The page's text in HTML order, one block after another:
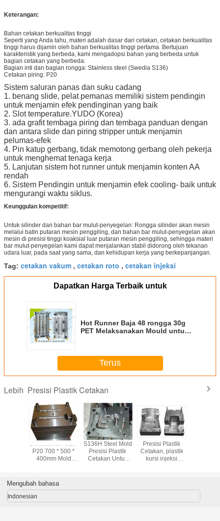
Keterangan:
Bahan cetakan berkualitas tinggi
Seperti yang Anda tahu, materi adalah dasar dari cetakan, cetakan berkualitas
tinggi harus dijamin oleh bahan berkualitas tinggi pertama. Bertujuan
karakteristik yang berbeda, kami mengadopsi bahan yang berbeda untuk
bagian cetakan yang berbeda:
Bagian inti dan bagian rongga: Stainless steel (Swedia S136)
Cetakan piring: P20
Sistem saluran panas dan suku cadang
1. benang slide, pelat pemanas memiliki sistem pendingin
untuk menjamin efek pendinginan yang baik
2. Slot temperature.YUDO (Korea)
3. ada grafit tembaga piring dan tembaga panduan dengan
dan antara slide dan piring stripper untuk menjamin
pelumas-efek
4. Pin katup gerbang, tidak memotong gerbang oleh pekerja
untuk menghemat tenaga kerja
5. Lanjutan sistem hot runner untuk menjamin konten AA
rendah
6. Sistem Pendingin untuk menjamin efek cooling- baik untuk
mengurangi waktu siklus.
Keunggulan kompetitif:
Untuk silinder dan bahan bar mulut-penyegelan: Rongga silinder akan mesin
melalui batin putaran mesin penggiling, dan bahan bar mulut-penyegelan akan
mesin di presisi tinggi koaksial luar putaran mesin penggiling, sehingga materi
bar mulut-penyegelan kami dapat menjalankan stabil didorong oleh tekanan
udara luar, pada saat yang sama, dan kehidupan kerja yang berkepanjangan.
Tag: cetakan vakum , cetakan roto , cetakan injeksi
Dapatkan Harga Terbaik untuk
Hot Runner Baja 48 rongga 30g
PET Melaksanakan Mould untuk
Terus
Lebih Presisi Plastik Cetakan
Disesuaikan OEM
P20 700 * 500 *
400mm Mold
Medical Products
S136H Steel Mold
Presisi Plastik
Cetakan Untuk
Presisi Plastik
Cetakan, plastik
kursi injeksi
Mengubah bahasa
Indonesian